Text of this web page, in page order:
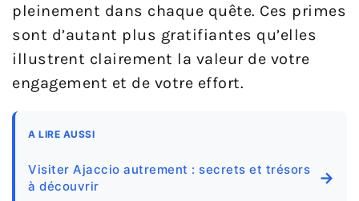
pleinement dans chaque quête. Ces primes
sont d’autant plus gratifiantes qu’elles
illustrent clairement la valeur de votre
engagement et de votre effort.
A LIRE AUSSI
Visiter Ajaccio autrement : secrets et trésors
à découvrir
→